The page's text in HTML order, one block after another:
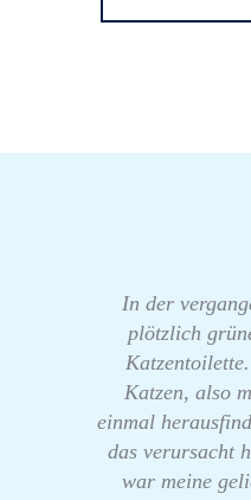
In der
plötzlich
Katzen, also
einmal
das verursacht
war meine